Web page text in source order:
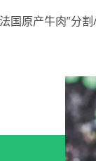
国原产牛肉”分